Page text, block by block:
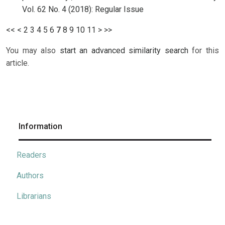
Vol. 62 No. 4 (2018): Regular Issue
<< < 2 3 4 5 6 7 8 9 10 11 > >>
You may also start an advanced similarity searchfor this
article.
Information
Readers
Authors
Librarians